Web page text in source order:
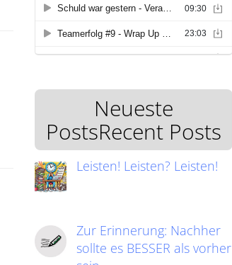
Neueste
PostsRecent Posts
Leisten! Leisten? Leisten!
Zur Erinnerung: Nachher
sollte es BESSER als vorher